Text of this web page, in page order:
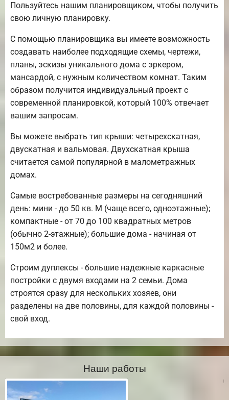
Пользуйтесь нашим планировщиком, чтобы получить
свою личную планировку.
С помощью планировщика вы имеете возможность
создавать наиболее подходящие схемы, чертежи,
планы, эскизы уникального дома с эркером,
мансардой, с нужным количеством комнат. Таким
образом получится индивидуальный проект с
современной планировкой, который 100% отвечает
вашим запросам.
Вы можете выбрать тип крыши: четырехскатная,
двускатная и вальмовая. Двухскатная крыша
считается самой популярной в малометражных
домах.
Самые востребованные размеры на сегодняшний
день: мини - до 50 кв. М (чаще всего, одноэтажные);
компактные - от 70 до 100 квадратных метров
(обычно 2-этажные); большие дома - начиная от
150м2 и более.
Строим дуплексы - большие надежные каркасные
постройки с двумя входами на 2 семьи. Дома
строятся сразу для нескольких хозяев, они
разделены на две половины, для каждой половины -
свой вход.
Наши работы